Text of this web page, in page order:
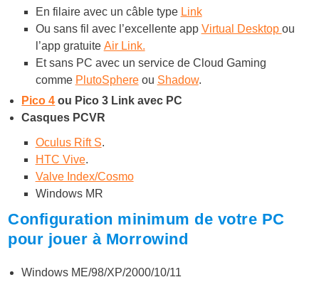
En filaire avec un câble type Link
Ou sans fil avec l’excellente app Virtual Desktop ou
l’app gratuite Air Link.
Et sans PC avec un service de Cloud Gaming
comme PlutoSphereou Shadow.
Pico 4 ou Pico 3 Link avec PC
Casques PCVR
Oculus Rift S.
HTC Vive.
Valve Index/Cosmo
Windows MR
Configuration minimum de votre PC
pour jouer à Morrowind
Windows ME/98/XP/2000/10/11